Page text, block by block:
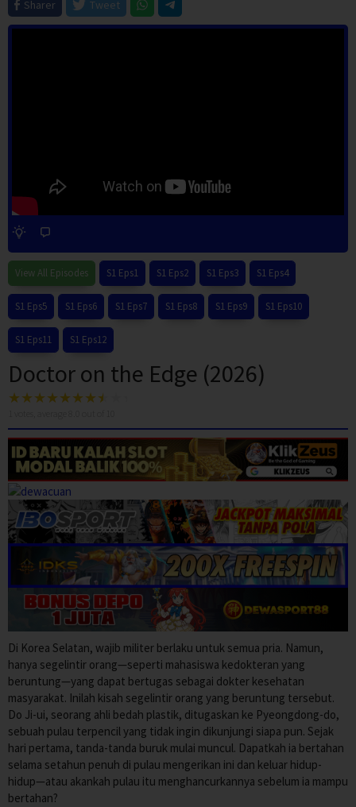
Sharer
Tweet
View All Episodes S1 Eps1 S1 Eps2 S1 Eps3 S1 Eps4
S1 Eps5 S1 Eps6 S1 Eps7 S1 Eps8 S1 Eps9 S1 Eps10
S1 Eps11 S1 Eps12
Doctor on the Edge (2026)
Di Korea Selatan, wajib militer berlaku untuk semua pria. Namun,
hanya segelintir orang—seperti mahasiswa kedokteran yang
beruntung—yang dapat bertugas sebagai dokter kesehatan
masyarakat. Inilah kisah segelintir orang yang beruntung tersebut.
Do Ji-ui, seorang ahli bedah plastik, ditugaskan ke Pyeongdong-do,
sebuah pulau terpencil yang tidak ingin dikunjungi siapa pun. Sejak
hari pertama, tanda-tanda buruk mulai muncul. Dapatkah ia bertahan
selama setahun penuh di pulau mengerikan ini dan keluar hidup-
hidup—atau akankah pulau itu menghancurkannya sebelum ia mampu
bertahan?